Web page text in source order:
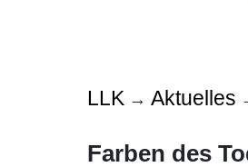
LLK → Aktuelles
Farben des